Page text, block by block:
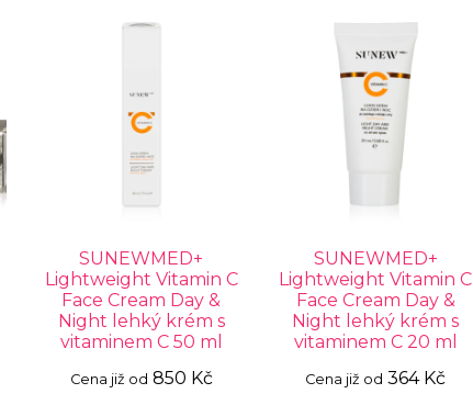
SUNEWMED+
Lightweight Vitamin C
Face Cream Day &
Night lehký krém s
vitaminem C 50 ml
Cena již od 850 Kč
SUNEWMED+
Lightweight Vitamin C
Face Cream Day &
Night lehký krém s
vitaminem C 20 ml
Cena již od 364 Kč